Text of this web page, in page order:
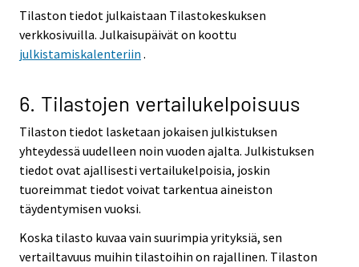
Tilaston tiedot julkaistaan Tilastokeskuksen
verkkosivuilla. Julkaisupäivät on koottu
julkistamiskalenteriin .
6. Tilastojen vertailukelpoisuus
Tilaston tiedot lasketaan jokaisen julkistuksen
yhteydessä uudelleen noin vuoden ajalta. Julkistuksen
tiedot ovat ajallisesti vertailukelpoisia, joskin
tuoreimmat tiedot voivat tarkentua aineiston
täydentymisen vuoksi.
Koska tilasto kuvaa vain suurimpia yrityksiä, sen
vertailtavuus muihin tilastoihin on rajallinen. Tilaston